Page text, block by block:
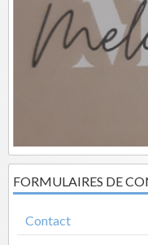
FORMULAIRES DE
Contact